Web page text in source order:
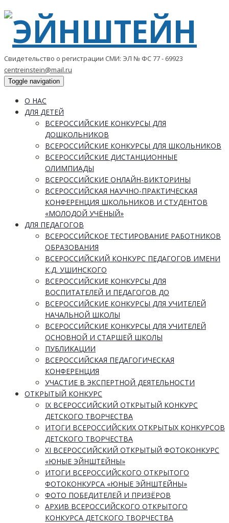
Свидетельство о регистрации СМИ: ЭЛ № ФС 77 - 69923
centreinstein@mail.ru
Toggle navigation
О НАС
ДЛЯ ДЕТЕЙ
ВСЕРОССИЙСКИЕ КОНКУРСЫ ДЛЯ
ДОШКОЛЬНИКОВ
ВСЕРОССИЙСКИЕ КОНКУРСЫ ДЛЯ ШКОЛЬНИКОВ
ВСЕРОССИЙСКИЕ ДИСТАНЦИОННЫЕ
ОЛИМПИАДЫ
ВСЕРОССИЙСКИЕ ОНЛАЙН-ВИКТОРИНЫ
ВСЕРОССИЙСКАЯ НАУЧНО-ПРАКТИЧЕСКАЯ
КОНФЕРЕНЦИЯ ШКОЛЬНИКОВ И СТУДЕНТОВ
«МОЛОДОЙ УЧЁНЫЙ»
ДЛЯ ПЕДАГОГОВ
ВСЕРОССИЙСКОЕ ТЕСТИРОВАНИЕ РАБОТНИКОВ
ОБРАЗОВАНИЯ
ВСЕРОССИЙСКИЙ КОНКУРС ПЕДАГОГОВ ИМЕНИ
К.Д. УШИНСКОГО
ВСЕРОССИЙСКИЕ КОНКУРСЫ ДЛЯ
ВОСПИТАТЕЛЕЙ И ПЕДАГОГОВ ДО
ВСЕРОССИЙСКИЕ КОНКУРСЫ ДЛЯ УЧИТЕЛЕЙ
НАЧАЛЬНОЙ ШКОЛЫ
ВСЕРОССИЙСКИЕ КОНКУРСЫ ДЛЯ УЧИТЕЛЕЙ
ОСНОВНОЙ И СТАРШЕЙ ШКОЛЫ
ПУБЛИКАЦИИ
ВСЕРОССИЙСКАЯ ПЕДАГОГИЧЕСКАЯ
КОНФЕРЕНЦИЯ
УЧАСТИЕ В ЭКСПЕРТНОЙ ДЕЯТЕЛЬНОСТИ
ОТКРЫТЫЙ КОНКУРС
IX ВСЕРОССИЙСКИЙ ОТКРЫТЫЙ КОНКУРС
ДЕТСКОГО ТВОРЧЕСТВА
ИТОГИ ВСЕРОССИЙСКИХ ОТКРЫТЫХ КОНКУРСОВ
ДЕТСКОГО ТВОРЧЕСТВА
XI ВСЕРОССИЙСКИЙ ОТКРЫТЫЙ ФОТОКОНКУРС
«ЮНЫЕ ЭЙНШТЕЙНЫ»
ИТОГИ ВСЕРОССИЙСКОГО ОТКРЫТОГО
ФОТОКОНКУРСА «ЮНЫЕ ЭЙНШТЕЙНЫ»
ФОТО ПОБЕДИТЕЛЕЙ И ПРИЗЁРОВ
АРХИВ ВСЕРОССИЙСКОГО ОТКРЫТОГО
КОНКУРСА ДЕТСКОГО ТВОРЧЕСТВА